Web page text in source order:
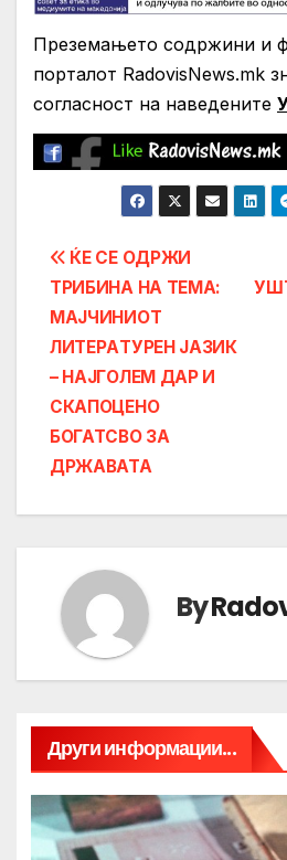
Преземањето содржини и
порталот RadovisNews.mk
согласност на нaведените
Post
navigation
ЌЕ СЕ ОДРЖИ
ТРИБИНА НА ТЕМА:
МАЈЧИНИОТ
ЛИТЕРAТУРЕН ЈАЗИК
– НАЈГОЛЕМ ДАР И
СКАПОЦЕНО
БОГАТСВО ЗА
ДРЖАВАТА
By
Други информации...